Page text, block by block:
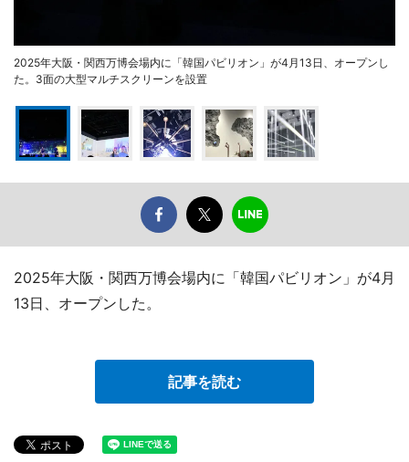
2025年大阪・関西万博会場内に「韓国パビリオン」が4月13日、オープンし
た。3面の大型マルチスクリーンを設置
2025年大阪・関西万博会場内に「韓国パビリオン」が4月
13日、オープンした。
記事を読む